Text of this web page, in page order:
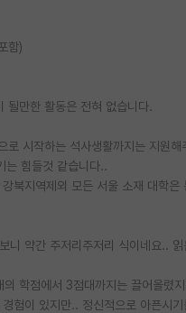
함)
될만한 활동은 전혀 없습니다.
로 시작하는 석사생활까지는 지원해
는 힘들것 같습니다..
북지역제외 모든 서울 소재 대학
니 약간 주저리주저리 식이네요..
의 학점에서 3점대까지는 끌어올렸
험이 있지만.. 정신적으로 아픈시